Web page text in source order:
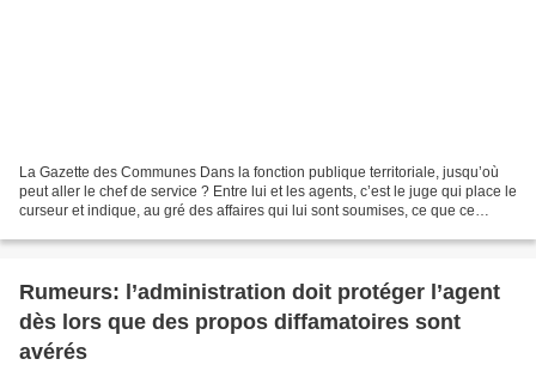
La Gazette des Communes Dans la fonction publique territoriale, jusqu’où
peut aller le chef de service ? Entre lui et les agents, c’est le juge qui place le
curseur et indique, au gré des affaires qui lui sont soumises, ce que ce
Rumeurs: l’administration doit protéger l’agent
dès lors que des propos diffamatoires sont
avérés